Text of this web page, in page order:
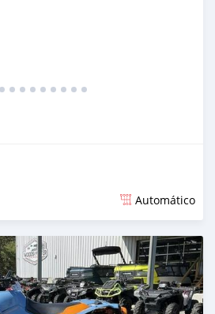
Automático